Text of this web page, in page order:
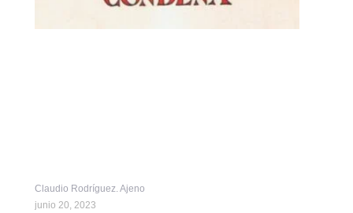
Claudio Rodríguez. Ajeno
junio 20, 2023